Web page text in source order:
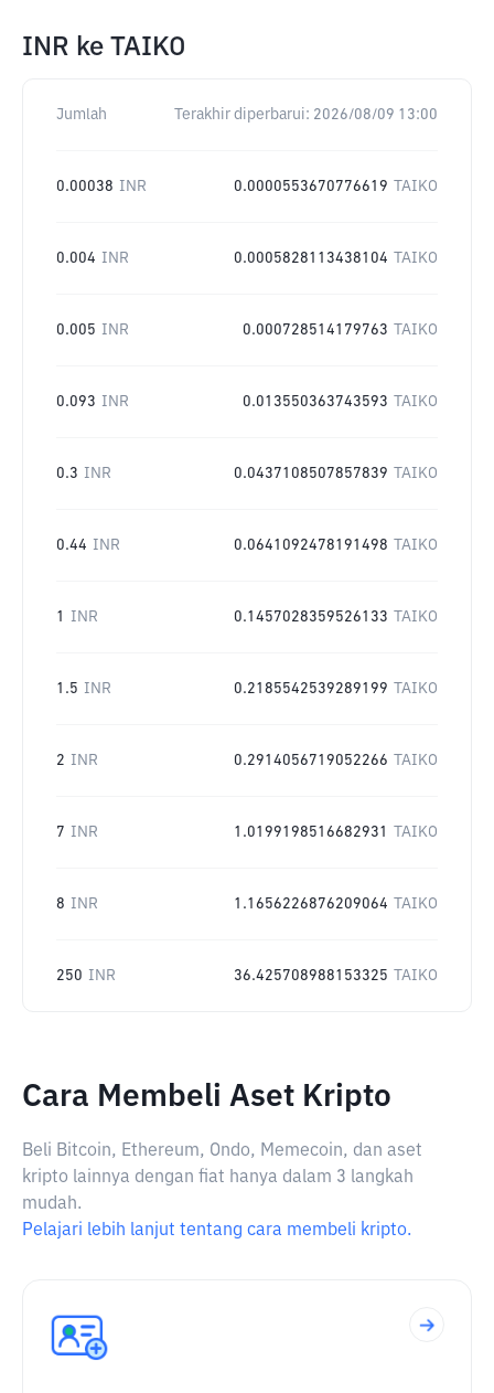
INR ke TAIKO
Jumlah Terakhir diperbarui: 2026/08/09 13:00
0.00038 INR 0.0000553670776619 TAIKO
0.004 INR 0.0005828113438104 TAIKO
0.005 INR 0.000728514179763 TAIKO
0.093 INR 0.013550363743593 TAIKO
0.3 INR 0.0437108507857839 TAIKO
0.44 INR 0.0641092478191498 TAIKO
1 INR 0.1457028359526133 TAIKO
1.5 INR 0.2185542539289199 TAIKO
2 INR 0.2914056719052266 TAIKO
7 INR 1.0199198516682931 TAIKO
8 INR 1.1656226876209064 TAIKO
250 INR 36.425708988153325 TAIKO
Cara Membeli Aset Kripto
Beli Bitcoin, Ethereum, Ondo, Memecoin, dan aset
kripto lainnya dengan fiat hanya dalam 3 langkah
mudah.
Pelajari lebih lanjut tentang cara membeli kripto.